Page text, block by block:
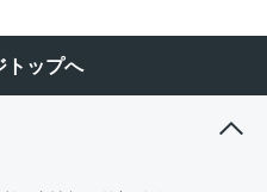
トップへ